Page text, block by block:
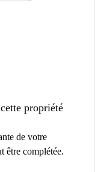
propriété
de votre
être complétée.